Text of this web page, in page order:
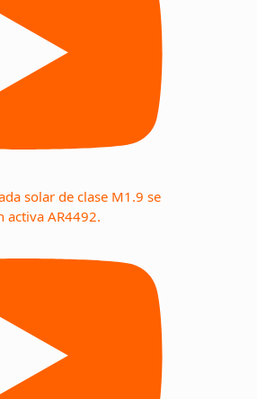
solar de clase M1.9 se
activa AR4492.